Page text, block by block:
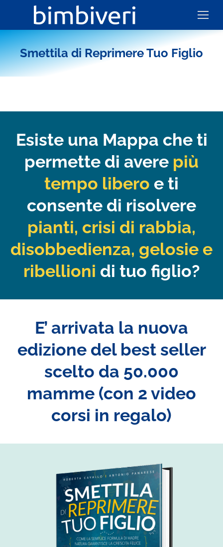
Smettila di Reprimere Tuo Figlio
Esiste una Mappa che ti
permette di avere più
tempo libero e ti
consente di risolvere
pianti, crisi di rabbia,
disobbedienza, gelosie e
ribellioni di tuo figlio?
E’ arrivata la nuova
edizione del best seller
scelto da 50.000
mamme (con 2 video
corsi in regalo)